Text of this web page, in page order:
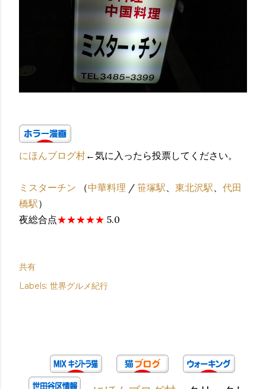
にほんブログ村←気に入ったら投票してください。
ミスターチン （中華料理 / 笹塚駅、 東北沢駅、 代田
橋駅）
夜総合点★★★★★ 5.0
共有
Labels: 世界グルメ紀行